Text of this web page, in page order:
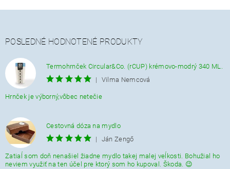
POSLEDNÉ HODNOTENÉ PRODUKTY
Termohrnček Circular&Co. (rCUP) krémovo-modrý 340 ML.
|
Vilma Nemcová
Hrnček je výborný,vôbec netečie
Cestovná dóza na mydlo
|
Ján Zengő
Zatiaĺ som doň nenašiel žiadne mydlo takej malej veĺkosti. Bohužial ho
neviem využiť na ten účel pre ktorý som ho kupoval. Škoda. 😉